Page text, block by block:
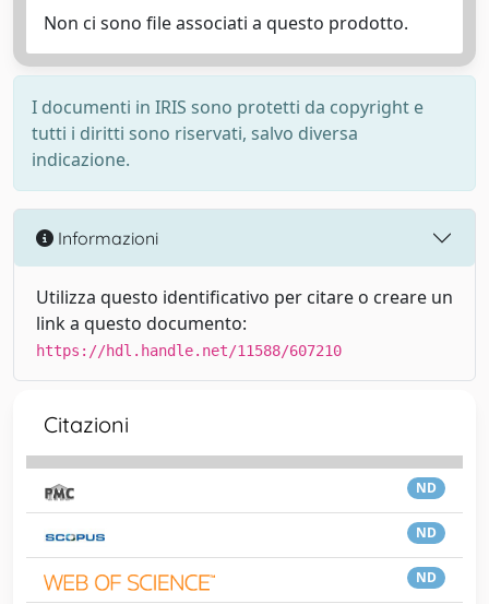
Non ci sono file associati a questo prodotto.
I documenti in IRIS sono protetti da copyright e
tutti i diritti sono riservati, salvo diversa
indicazione.
Informazioni
Utilizza questo identificativo per citare o creare un
link a questo documento:
https://hdl.handle.net/11588/607210
Citazioni
ND
ND
ND